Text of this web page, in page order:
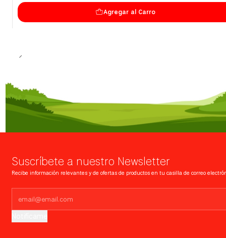
Agregar al Carro
Suscríbete a nuestro Newsletter
Recibe información relevantes y de ofertas de productos en tu casilla de correo